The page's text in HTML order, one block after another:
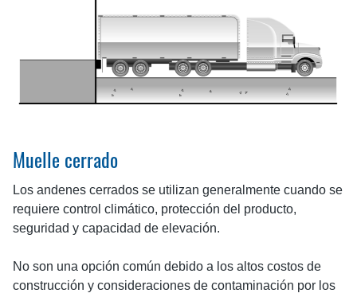
Muelle cerrado
Los andenes cerrados se utilizan generalmente cuando se
requiere control climático, protección del producto,
seguridad y capacidad de elevación.
No son una opción común debido a los altos costos de
construcción y consideraciones de contaminación por los